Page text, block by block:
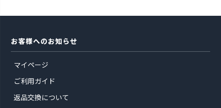
お客様へのお知らせ
マイページ
ご利用ガイド
返品交換について